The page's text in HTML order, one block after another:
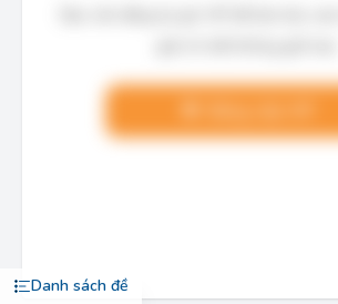
Danh sách đề